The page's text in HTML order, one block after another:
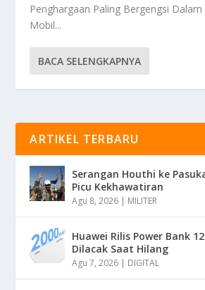
Penghargaan Paling Bergengsi
Mobil...
BACA SELENGKAPNYA
ARTIKEL TERBARU
Serangan Houthi ke
Picu Kekhawatiran
Agu 8, 2026 | MILITER
Huawei Rilis Power Bank
Dilacak Saat Hilang
Agu 7, 2026 | DIGITAL